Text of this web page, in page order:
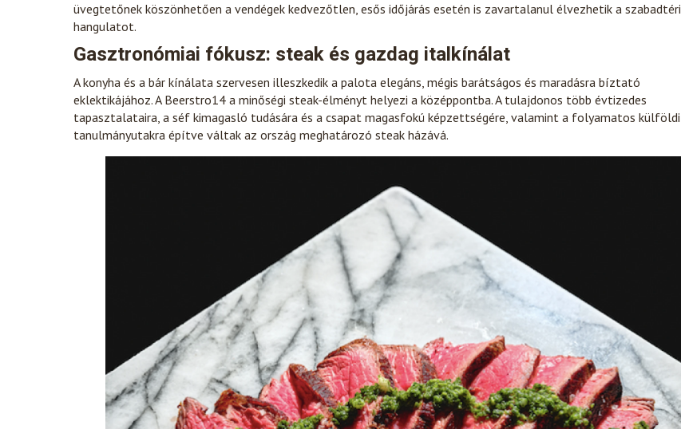
üvegtetőnek köszönhetően a vendégek kedvezőtlen, esős időjárás esetén is zavartalanul élvezhetik a szabadtéri
hangulatot.
Gasztronómiai fókusz: steak és gazdag italkínálat
A konyha és a bár kínálata szervesen illeszkedik a palota elegáns, mégis barátságos és maradásra bíztató
eklektikájához. A Beerstro14 a minőségi steak-élményt helyezi a középpontba. A tulajdonos több évtizedes
tapasztalataira, a séf kimagasló tudására és a csapat magasfokú képzettségére, valamint a folyamatos külföldi
tanulmányutakra építve váltak az ország meghatározó steak házává.